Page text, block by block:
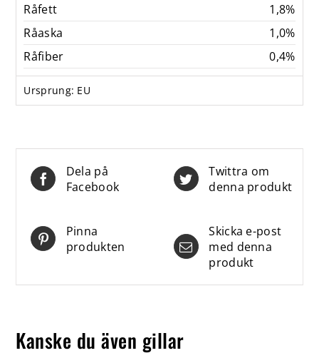
Råfett
1,8%
Råaska
1,0%
Råfiber
0,4%
Ursprung: EU
Dela på
Facebook
Twittra om
denna produkt
Pinna
produkten
Skicka e-post
med denna
produkt
Kanske du även gillar